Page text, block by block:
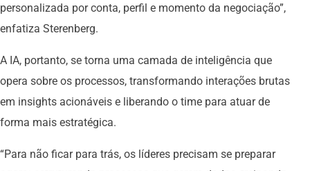
personalizada por conta, perfil e momento da negociação”,
enfatiza Sterenberg.
A IA, portanto, se torna uma camada de inteligência que
opera sobre os processos, transformando interações brutas
em insights acionáveis e liberando o time para atuar de
forma mais estratégica.
“Para não ficar para trás, os líderes precisam se preparar